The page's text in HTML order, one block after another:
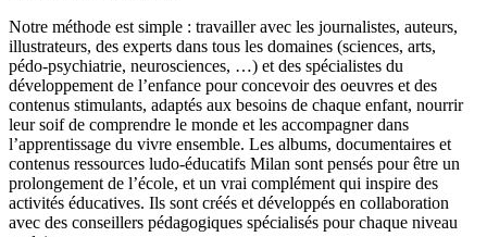
Notre méthode est simple : travailler avec les journalistes, auteurs,
illustrateurs, des experts dans tous les domaines (sciences, arts,
pédo-psychiatrie, neurosciences, …) et des spécialistes du
développement de l’enfance pour concevoir des oeuvres et des
contenus stimulants, adaptés aux besoins de chaque enfant, nourrir
leur soif de comprendre le monde et les accompagner dans
l’apprentissage du vivre ensemble. Les albums, documentaires et
contenus ressources ludo-éducatifs Milan sont pensés pour être un
prolongement de l’école, et un vrai complément qui inspire des
activités éducatives. Ils sont créés et développés en collaboration
avec des conseillers pédagogiques spécialisés pour chaque niveau